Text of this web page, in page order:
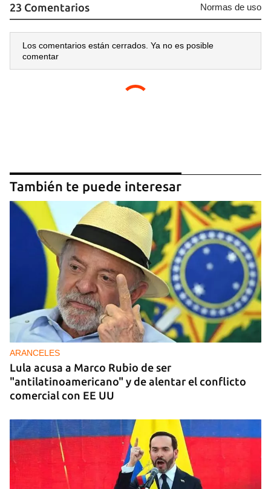
23 Comentarios Normas de uso
Los comentarios están cerrados. Ya no es posible
comentar
También te puede interesar
ARANCELES
Lula acusa a Marco Rubio de ser
"antilatinoamericano" y de alentar el conflicto
comercial con EE UU